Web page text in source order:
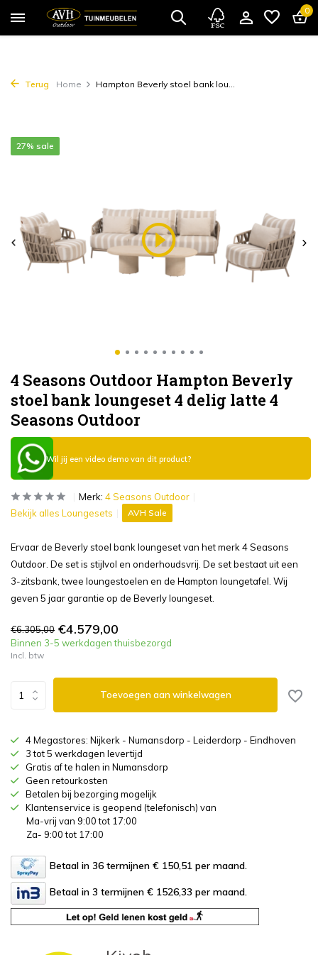
0
Terug Home Hampton Beverly stoel bank lou...
4 Seasons Outdoor Hampton Beverly
stoel bank loungeset 4 delig latte 4
Seasons Outdoor
27% sale
Wil jij een video demo van dit product?
Merk: 4 Seasons Outdoor
Bekijk alles Loungesets
AVH Sale
Ervaar de Beverly stoel bank loungeset van het merk 4 Seasons
Outdoor. De set is stijlvol en onderhoudsvrij. De set bestaat uit een
3-zitsbank, twee loungestoelen en de Hampton loungetafel. Wij
geven 5 jaar garantie op de Beverly loungeset.
€6.305,00 €4.579,00
Binnen 3-5 werkdagen thuisbezorgd
Incl. btw
Toevoegen aan winkelwagen
4 Megastores: Nijkerk - Numansdorp - Leiderdorp - Eindhoven
3 tot 5 werkdagen levertijd
Gratis af te halen in Numansdorp
Geen retourkosten
Betalen bij bezorging mogelijk
Klantenservice is geopend (telefonisch) van
Ma-vrij van 9:00 tot 17:00
Za- 9:00 tot 17:00
Betaal in 36 termijnen € 150,51 per maand.
Betaal in 3 termijnen € 1526,33 per maand.